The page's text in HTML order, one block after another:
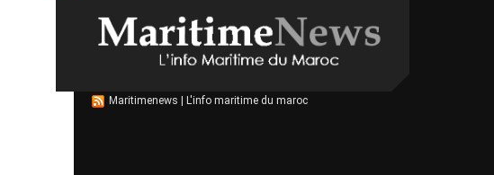
Maritimenews | L'info maritime du maroc